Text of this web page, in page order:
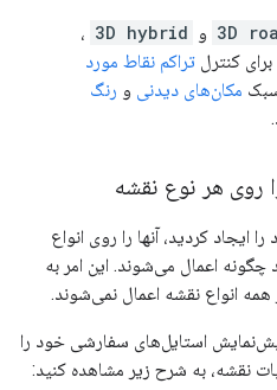
و 3D hybrid ،
کنترلتراکم نقاط مورد
مکان‌های دیدنیورنگ
هر نوع نقشه
کردید، آنها را روی انواع
اعمال می‌شوند. این امر به
نقشه اعمال نمی‌شوند.
استایل‌های سفارشی خود را
به شرح زیر مشاهده کنید: